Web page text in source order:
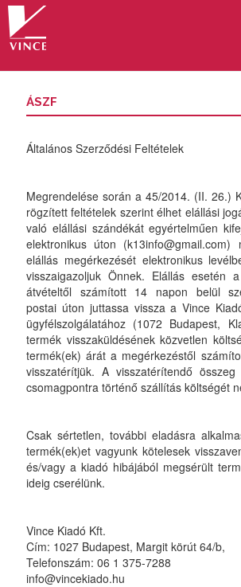
ÁSZF
Általános Szerződési Feltételek
Megrendelése során a 45/2014. (II. 26.)
rögzített feltételek szerint élhet elállási
való elállási szándékát egyértelműen
elektronikus úton
elállás megérkezését elektronikus
visszaigazoljuk Önnek. Elállás esetén
átvételtől számított 14 napon belül
postai úton juttassa vissza a Vince
ügyfélszolgálatához (1072 Budapest,
termék visszaküldésének közvetlen
termék(ek) árát a megérkezéstől
visszatérítjük. A visszatérítendő
csomagpontra történő szállítás költségét
Csak sértetlen, további eladásra
termék(ek)et vagyunk kötelesek
és/vagy a kiadó hibájából megsérült
ideig cserélünk.
Vince Kiadó Kft.
Cím: 1027 Budapest, Margit körút 64/b,
Telefonszám: 06 1 375-7288
info@vincekiado.hu